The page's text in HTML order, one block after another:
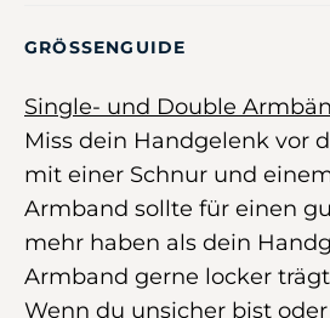
GRÖSSENGUIDE
Single- und Double
Miss dein Handgelenk vor
mit einer Schnur und
Armband sollte für einen
mehr haben als dein
Armband gerne locker
Wenn du unsicher bist